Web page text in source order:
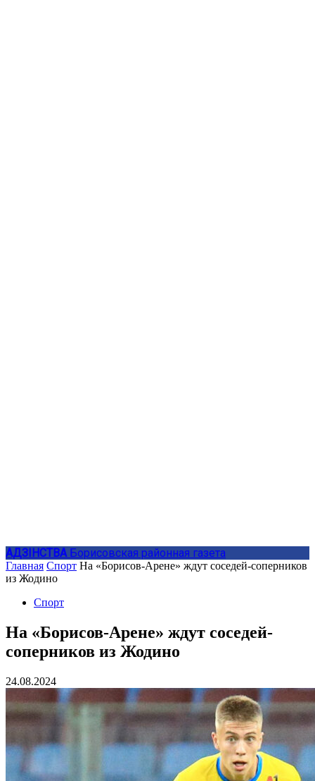
АДЗIНСТВА Борисовская районная газета
Главная Спорт На «Борисов-Арене» ждут соседей-соперников
из Жодино
Спорт
На «Борисов-Арене» ждут соседей-
соперников из Жодино
24.08.2024